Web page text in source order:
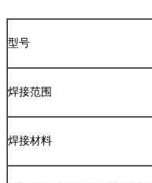
型号
焊接范围
焊接材料